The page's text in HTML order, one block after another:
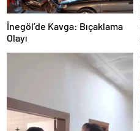
İnegöl’de Kavga: Bıçaklama
Olayı